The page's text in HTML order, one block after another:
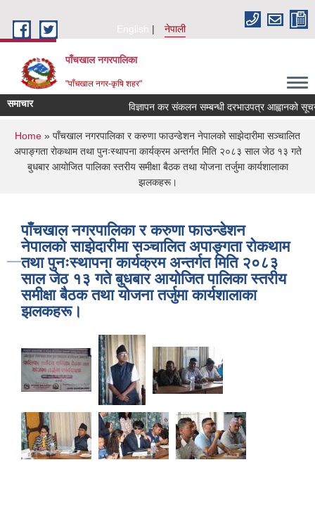
English
नेपाली
पाँचखाल नगरपालिका
"पाँचखाल नगर-कृषि शहर"
समाचार विज्ञापन कर संकलन सम्बन्धी दरभाउपत्र आह्वानको सूचना
You are here
Home » पाँचखाल नगरपालिका र करुणा फाउन्डेशन नेपालको साझेदारीमा सञ्चालित
अपाङ्गता रोकथाम तथा पुनःस्थापना कार्यक्रम अन्तर्गत मिति २०८३ साल जेठ १३ गते
बुधबार आयोजित पालिका स्तरीय समीक्षा बैठक तथा योजना तर्जुमा कार्यशालाका
झलकहरू।
पाँचखाल नगरपालिका र करुणा फाउन्डेशन
नेपालको साझेदारीमा सञ्चालित अपाङ्गता रोकथाम
तथा पुनःस्थापना कार्यक्रम अन्तर्गत मिति २०८३
साल जेठ १३ गते बुधबार आयोजित पालिका स्तरीय
समीक्षा बैठक तथा योजना तर्जुमा कार्यशालाका
झलकहरू।